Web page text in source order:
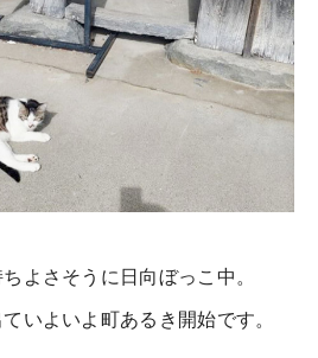
よさそうに日向ぼっこ中。
いよいよ町あるき開始です。